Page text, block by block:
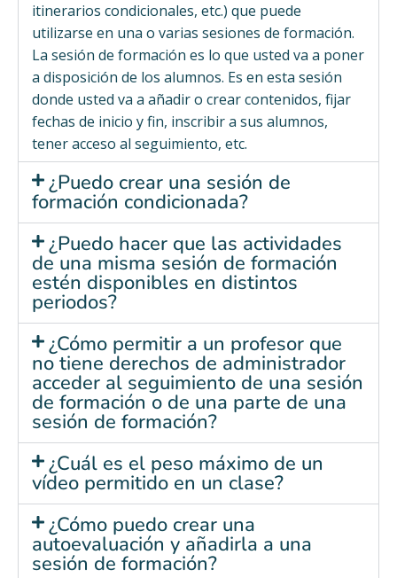
itinerarios condicionales, etc.) que puede
utilizarse en una o varias sesiones de formación.
La sesión de formación es lo que usted va a poner
a disposición de los alumnos. Es en esta sesión
donde usted va a añadir o crear contenidos, fijar
fechas de inicio y fin, inscribir a sus alumnos,
tener acceso al seguimiento, etc.
¿Puedo crear una sesión de
formación condicionada?
¿Puedo hacer que las actividades
de una misma sesión de formación
estén disponibles en distintos
periodos?
¿Cómo permitir a un profesor que
no tiene derechos de administrador
acceder al seguimiento de una sesión
de formación o de una parte de una
sesión de formación?
¿Cuál es el peso máximo de un
vídeo permitido en un clase?
¿Cómo puedo crear una
autoevaluación y añadirla a una
sesión de formación?